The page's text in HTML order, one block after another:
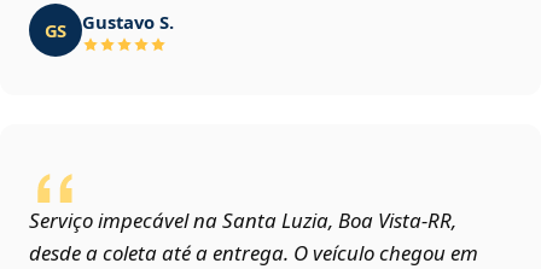
GS Gustavo S.
Serviço impecável na Santa Luzia, Boa Vista‑RR,
desde a coleta até a entrega. O veículo chegou em